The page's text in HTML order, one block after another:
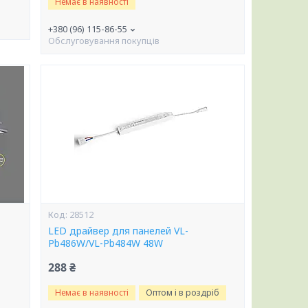
+380 (96) 115-86-55
Обслуговування покупців
28512
LED драйвер для панелей VL-
Pb486W/VL-Pb484W 48W
288 ₴
Немає в наявності Оптом і в роздріб